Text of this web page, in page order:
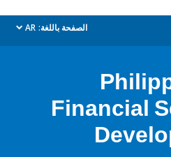
الصفحة باللغة: AR
dropdown